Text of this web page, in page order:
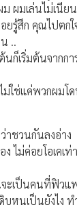
ม ผมเล่นไม่เนี
รู้สึก คุณไปตก
..
นก็เริ่มต้นจากก
ม่ใช่แค่พวกผม
าชวนกันลงอ่าง
ไม่ค่อยโอเคเท่
เป็นคนที่ฟิวแฟ
หนูเป็นยังไง